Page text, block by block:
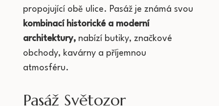
propojující obě ulice. Pasáž je známá svou
kombinací historické a moderní
architektury, nabízí butiky, značkové
obchody, kavárny a příjemnou
atmosféru.
Pasáž Světozor